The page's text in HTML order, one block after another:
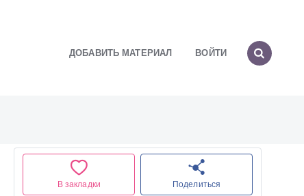
ДОБАВИТЬ МАТЕРИАЛ ВОЙТИ
В закладки Поделиться